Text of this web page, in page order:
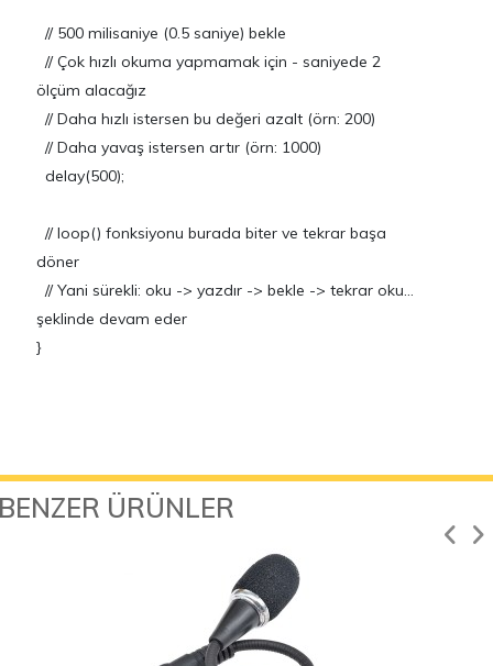
// 500 milisaniye (0.5 saniye) bekle
// Çok hızlı okuma yapmamak için - saniyede 2
ölçüm alacağız
// Daha hızlı istersen bu değeri azalt (örn: 200)
// Daha yavaş istersen artır (örn: 1000)
delay(500);
// loop() fonksiyonu burada biter ve tekrar başa
döner
// Yani sürekli: oku -> yazdır -> bekle -> tekrar oku...
şeklinde devam eder
}
ÜRÜNLER